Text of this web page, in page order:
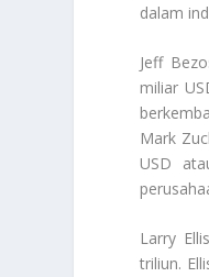
dalam
Jeff
miliar
Mark
USD
Larry
triliun.